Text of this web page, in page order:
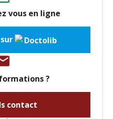
vous en ligne
?
contact